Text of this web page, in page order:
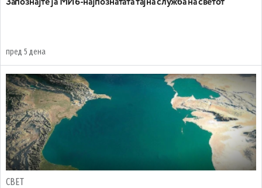
Запознајте ја МИ6-најпознатата тајна служба на светот
пред 5 дена
СВЕТ